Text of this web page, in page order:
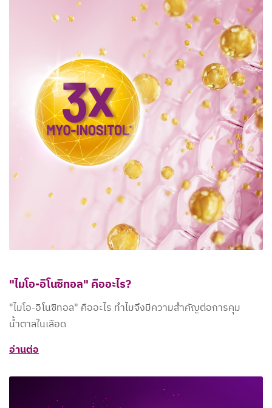
"ไมโอ-อิโนซิทอล" คืออะไร?
"ไมโอ-อิโนซิทอล" คืออะไร ทำไมจึงมีความสำคัญต่อการคุม
น้ำตาลในเลือด
อ่านต่อ